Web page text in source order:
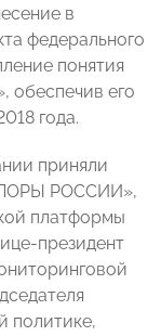
в
федерального
понятия
обеспечив его
года.
приняли
РОССИИ»,
платформы
президент
политике,